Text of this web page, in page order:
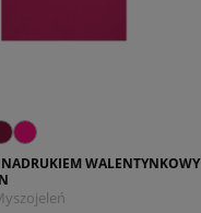
WALENTYNKOWY